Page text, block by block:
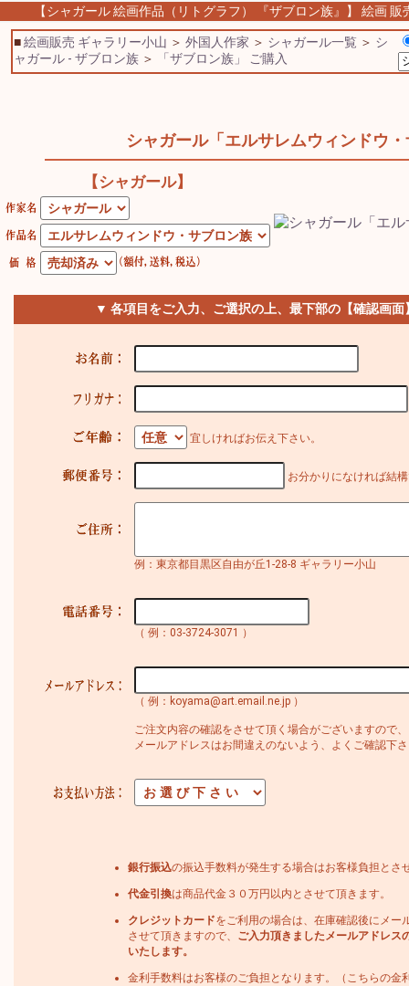
【シャガール 絵画作品（リトグラフ） 『ザブロン族』】 絵画
■絵画販売 ギャラリー小山 ＞ 外国人作家 ＞ シャガール一覧 ＞ シ
ャガール - ザブロン族 ＞ 「ザブロン族」 ご購入
シャガール「エルサレムウィンドウ
【シャガール】
▼ 各項目をご入力、ご選択の上、最下部の【確認画
宜しければお伝え下さい。
お分かりになければ結
例：東京都目黒区自由が丘1-28-8 ギャラリー小山
（ 例：03-3724-3071 ）
（ 例：koyama@art.email.ne.jp ）
ご注文内容の確認をさせて頂く場合がございますので、
メールアドレスはお間違えのないよう、よくご確認下
銀行振込の振込手数料が発生する場合はお客様負担とさ
代金引換は商品代金３０万円以内とさせて頂きます。
クレジットカードをご利用の場合は、在庫確認後にメー
させて頂きますので、
ご入力頂きましたメールアドレス
いたします。
金利手数料はお客様のご負担となります。（こちらの金